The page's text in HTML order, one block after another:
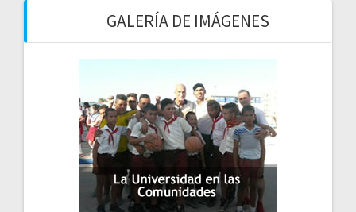
GALERÍA DE IMÁGENES